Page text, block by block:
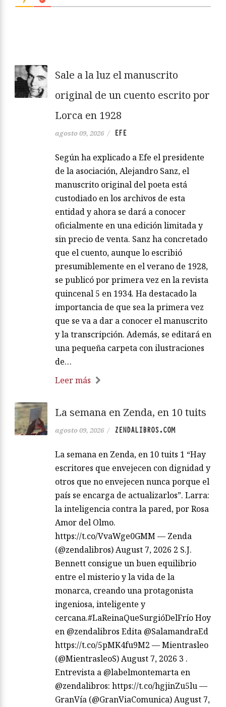
Sale a la luz el manuscrito
original de un cuento escrito por
Lorca en 1928
agosto 09, 2026 / EFE
Según ha explicado a Efe el presidente
de la asociación, Alejandro Sanz, el
manuscrito original del poeta está
custodiado en los archivos de esta
entidad y ahora se dará a conocer
oficialmente en una edición limitada y
sin precio de venta. Sanz ha concretado
que el cuento, aunque lo escribió
presumiblemente en el verano de 1928,
se publicó por primera vez en la revista
quincenal 5 en 1934. Ha destacado la
importancia de que sea la primera vez
que se va a dar a conocer el manuscrito
y la transcripción. Además, se editará en
una pequeña carpeta con ilustraciones
de…
Leer más
La semana en Zenda, en 10 tuits
agosto 09, 2026 / ZENDALIBROS.COM
La semana en Zenda, en 10 tuits 1 “Hay
escritores que envejecen con dignidad y
otros que no envejecen nunca porque el
país se encarga de actualizarlos”. Larra:
la inteligencia contra la pared, por Rosa
Amor del Olmo.
https://t.co/VvaWge0GMM — Zenda
(@zendalibros) August 7, 2026 2 S.J.
Bennett consigue un buen equilibrio
entre el misterio y la vida de la
monarca, creando una protagonista
ingeniosa, inteligente y
cercana.#LaReinaQueSurgióDelFrío Hoy
en @zendalibros Edita @SalamandraEd
https://t.co/5pMK4fu9M2 — Mientrasleo
(@MientrasleoS) August 7, 2026 3 .
Entrevista a @labelmontemarta en
@zendalibros: https://t.co/hgjinZu5lu —
GranVía (@GranViaComunica) August 7,